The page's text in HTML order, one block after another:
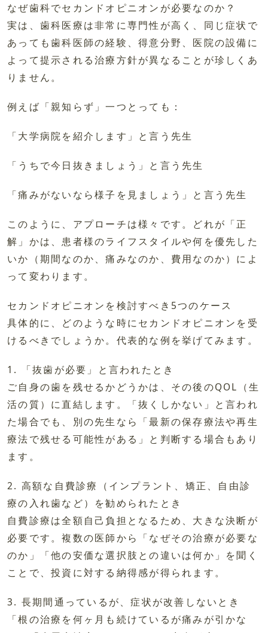
なぜ歯科でセカンドオピニオンが必要なのか？
実は、歯科医療は非常に専門性が高く、同じ症状で
あっても歯科医師の経験、得意分野、医院の設備に
よって提示される治療方針が異なることが珍しくあ
りません。
例えば「親知らず」一つとっても：
「大学病院を紹介します」と言う先生
「うちで今日抜きましょう」と言う先生
「痛みがないなら様子を見ましょう」と言う先生
このように、アプローチは様々です。どれが「正
解」かは、患者様のライフスタイルや何を優先した
いか（期間なのか、痛みなのか、費用なのか）によ
って変わります。
セカンドオピニオンを検討すべき5つのケース
具体的に、どのような時にセカンドオピニオンを受
けるべきでしょうか。代表的な例を挙げてみます。
1. 「抜歯が必要」と言われたとき
ご自身の歯を残せるかどうかは、その後のQOL（生
活の質）に直結します。「抜くしかない」と言われ
た場合でも、別の先生なら「最新の保存療法や再生
療法で残せる可能性がある」と判断する場合もあり
ます。
2. 高額な自費診療（インプラント、矯正、自由診
療の入れ歯など）を勧められたとき
自費診療は全額自己負担となるため、大きな決断が
必要です。複数の医師から「なぜその治療が必要な
のか」「他の安価な選択肢との違いは何か」を聞く
ことで、投資に対する納得感が得られます。
3. 長期間通っているが、症状が改善しないとき
「根の治療を何ヶ月も続けているが痛みが引かな